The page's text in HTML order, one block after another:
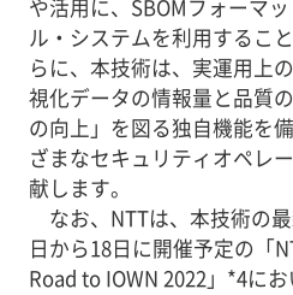
や活用に、SBOMフォーマ
ル・システムを利用するこ
らに、本技術は、実運用上
視化データの情報量と品質
の向上」を図る独自機能を
ざまなセキュリティオペレ
献します。
なお、NTTは、本技術の
日から18日に開催予定の「
Road to IOWN 2022」*4にお